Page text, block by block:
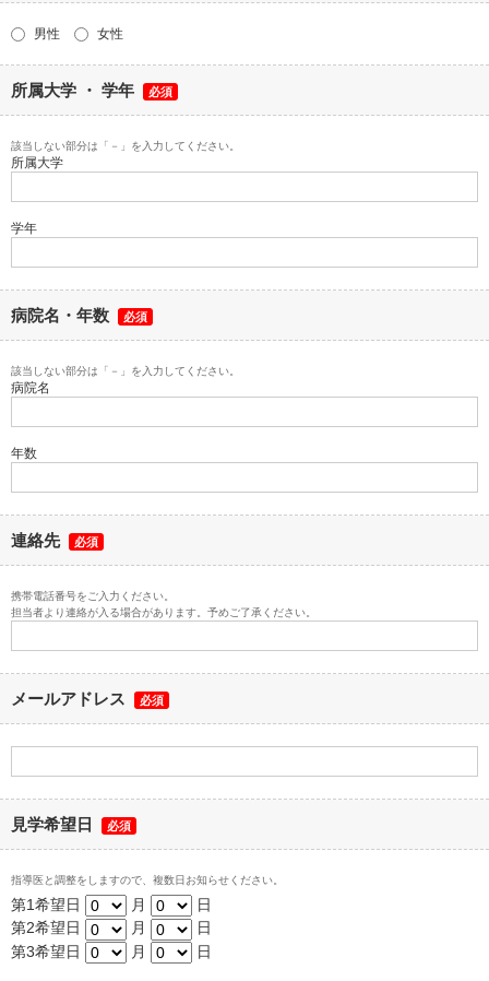
男性 女性
所属大学 ・ 学年 必須
該当しない部分は「－」を入力してください。
所属大学
学年
病院名・年数 必須
該当しない部分は「－」を入力してください。
病院名
年数
連絡先 必須
携帯電話番号をご入力ください。
担当者より連絡が入る場合があります。予めご了承ください。
メールアドレス 必須
見学希望日 必須
指導医と調整をしますので、複数日お知らせください。
第1希望日 月
日
第2希望日
月
日
第3希望日
月 日